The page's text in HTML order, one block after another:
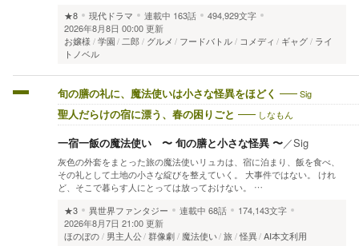
★8
現代ドラマ 連載中 163話
494,929文字
2026年8月8日 00:00 更新
お嬢様
学園 二郎 グルメ フードバトル コメディ ギャグ
ライ
トノベル
旬の膳の礼に、魔法使いは小さな怪異をほどく Sig
聖人だらけの宿に漂う、春の困りごと しなもん
一宿一飯の魔法使い 〜 旬の膳と小さな怪異 〜／Sig
灰色の外套をまとった旅の魔法使いリュカは、宿に泊まり、飯を食べ、
その礼として土地の小さな綻びを整えていく。 大事件ではない。 けれ
ど、そこで暮らす人にとっては放っておけない。 …
★3
異世界ファンタジー 連載中 68話
174,143文字
2026年8月7日 21:00 更新
ほのぼの
男主人公 群像劇 魔法使い 旅 怪異 AI本文利用